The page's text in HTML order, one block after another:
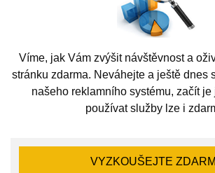
Víme, jak Vám zvýšit návštěvnost a
stránku zdarma. Neváhejte a ještě dnes
našeho reklamního systému, začít
používat služby lze i
VYZKOUŠEJTE